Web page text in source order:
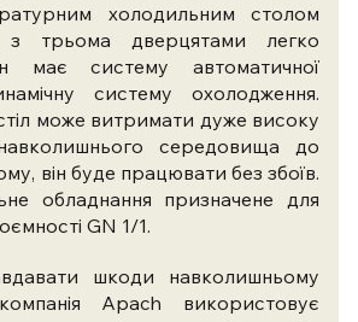
холодильним столом
з трьома дверцятами легко
має систему автоматичної
систему охолодження.
може витримати дуже високу
середовища до
він буде працювати без збоїв.
обладнання призначене для
GN 1/1.
шкоди навколишньому
Apach використовує